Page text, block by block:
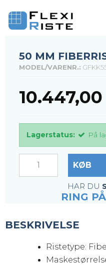
50 MM
MODEL/VARENR.:
Lagerstatus: På
KØB
HAR DU
RING
BESKRIVELSE
Ristetype: